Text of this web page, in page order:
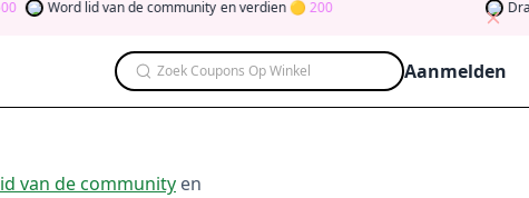
Word lid van de community en verdien 200 Draai
Zoek Coupons Op Winkel Aanmelden
van de community en